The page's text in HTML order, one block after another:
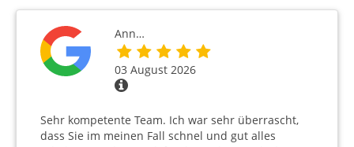
Ann…
03 August 2026
Sehr kompetente Team. Ich war sehr überrascht,
dass Sie im meinen Fall schnel und gut alles